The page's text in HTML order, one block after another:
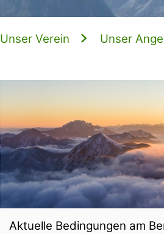
Unser Verein Unser
Aktuelle Bedingungen am